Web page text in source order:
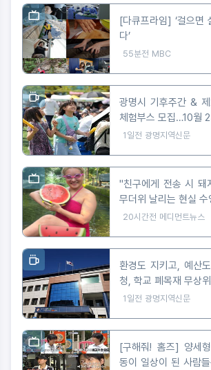
[다큐프라임] ‘걸으면
다’
55분전 MBC
광명시 기후주간 &
체험부스 모집…10월
1일전 광명지역신문
"친구에게 전송 시 돼
무더위 날리는 현실 수
20시간전 메디먼트뉴스
환경도 지키고, 예산
청, 학교 폐목재 무상
1일전 광명지역신문
[구해줘! 홈즈] 양세형X주우재X던, 운
동이 일상이 된 사람들